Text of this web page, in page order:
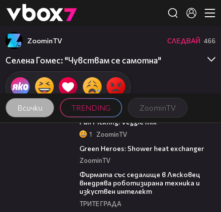
👾
Всички TRENDING ZoominTV
ZoominTV СЛЕДВАЙ 466
Селена Гомес: "Чувствам се самотна"
01:10
Fall Pickling: Veggie mix
1 ZoominTV
Green Heroes: Shower heat exchanger
ZoominTV
Фирмата със седалище в Лясковец
внедрява роботизирана техника и
изкуствен интелект
ТРИТЕ ГРАДА